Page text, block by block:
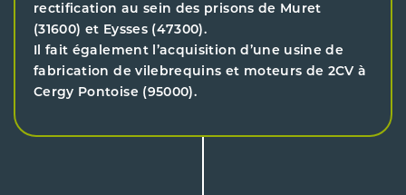
rectification au sein des prisons de Muret
(31600) et Eysses (47300).
Il fait également l’acquisition d’une usine de
fabrication de vilebrequins et moteurs de 2CV à
Cergy Pontoise (95000).